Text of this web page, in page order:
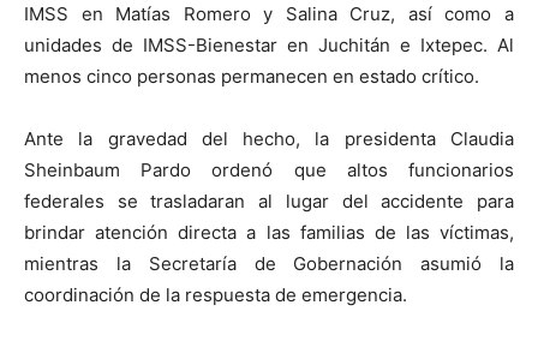
IMSS en Matías Romero y Salina Cruz, así como a
unidades de IMSS-Bienestar en Juchitán e Ixtepec. Al
menos cinco personas permanecen en estado crítico.
Ante la gravedad del hecho, la presidenta Claudia
Sheinbaum Pardo ordenó que altos funcionarios
federales se trasladaran al lugar del accidente para
brindar atención directa a las familias de las víctimas,
mientras la Secretaría de Gobernación asumió la
coordinación de la respuesta de emergencia.